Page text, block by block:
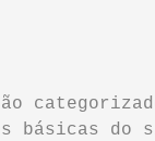
básicas do